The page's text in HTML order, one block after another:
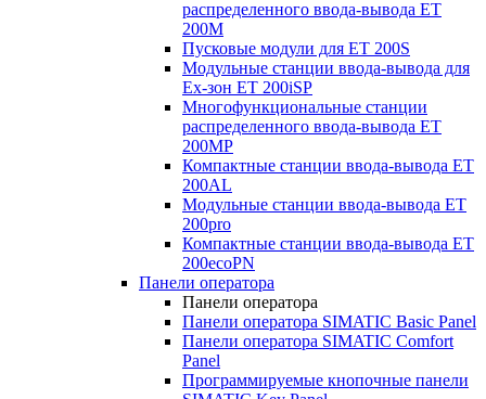
распределенного ввода-вывода ET
200M
Пусковые модули для ET 200S
Модульные станции ввода-вывода для
Ex-зон ET 200iSP
Многофункциональные станции
распределенного ввода-вывода ET
200MP
Компактные станции ввода-вывода ET
200AL
Модульные станции ввода-вывода ET
200pro
Компактные станции ввода-вывода ET
200ecoPN
Панели оператора
Панели оператора
Панели оператора SIMATIC Basic Panel
Панели оператора SIMATIC Comfort
Panel
Программируемые кнопочные панели